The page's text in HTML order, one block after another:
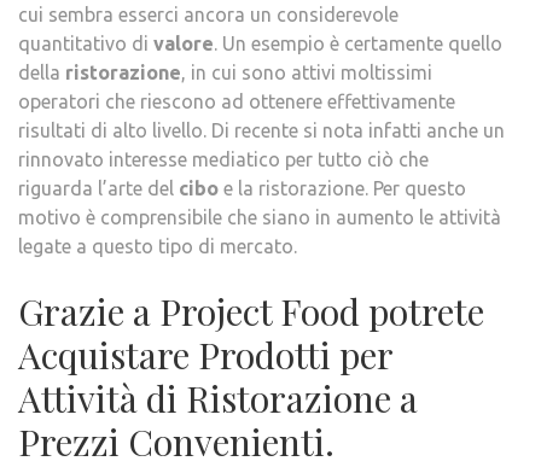
cui sembra esserci ancora un considerevole
quantitativo di valore . Un esempio è certamente quello
della ristorazione , in cui sono attivi moltissimi
operatori che riescono ad ottenere effettivamente
risultati di alto livello. Di recente si nota infatti anche un
rinnovato interesse mediatico per tutto ciò che
riguarda l’arte del cibo e la ristorazione. Per questo
motivo è comprensibile che siano in aumento le attività
legate a questo tipo di mercato.
Grazie a Project Food potrete
Acquistare Prodotti per
Attività di Ristorazione a
Prezzi Convenienti.